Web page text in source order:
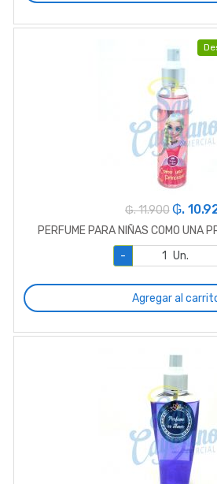
₲. 11.900 ₲.
PERFUME PARA NIÑAS COMO UNA
-
Un.
Agregar al